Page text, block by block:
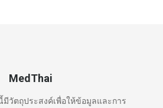
MedThai
มีวัตถุประสงค์เพื่อให้ข้อมูลและการ